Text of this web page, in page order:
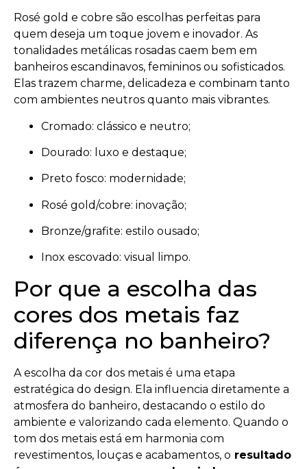
Rosé gold e cobre são escolhas perfeitas para
quem deseja um toque jovem e inovador. As
tonalidades metálicas rosadas caem bem em
banheiros escandinavos, femininos ou sofisticados.
Elas trazem charme, delicadeza e combinam tanto
com ambientes neutros quanto mais vibrantes.
Cromado: clássico e neutro;
Dourado: luxo e destaque;
Preto fosco: modernidade;
Rosé gold/cobre: inovação;
Bronze/grafite: estilo ousado;
Inox escovado: visual limpo.
Por que a escolha das
cores dos metais faz
diferença no banheiro?
A escolha da cor dos metais é uma etapa
estratégica do design. Ela influencia diretamente a
atmosfera do banheiro, destacando o estilo do
ambiente e valorizando cada elemento. Quando o
tom dos metais está em harmonia com
revestimentos, louças e acabamentos, o resultado